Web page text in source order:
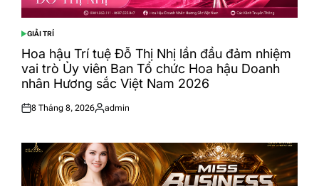
POSTED
IN
GIẢI TRÍ
Hoa hậu Trí tuệ Đỗ Thị Nhị lần đầu đảm nhiệm
vai trò Ủy viên Ban Tổ chức Hoa hậu Doanh
nhân Hương sắc Việt Nam 2026
Posted
8 Tháng 8, 2026
Posted
admin